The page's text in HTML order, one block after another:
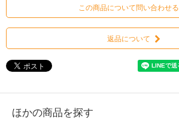
この商品について問い合わせる
返品について
ほかの商品を探す